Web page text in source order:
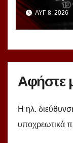
«Χτίζει»
Εύβοιας
ΑΥΓ 8, 2026
Αφήστε
Η ηλ.
υποχρεωτικά